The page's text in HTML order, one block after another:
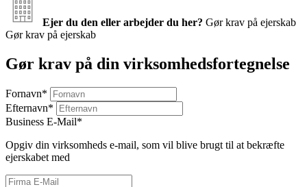
Ejer du den eller arbejder du her? Gør krav på ejerskab
Gør krav på ejerskab
Gør krav på din virksomhedsfortegnelse
Fornavn*
Efternavn*
Business E-Mail*
Opgiv din virksomheds e-mail, som vil blive brugt til at bekræfte
ejerskabet med